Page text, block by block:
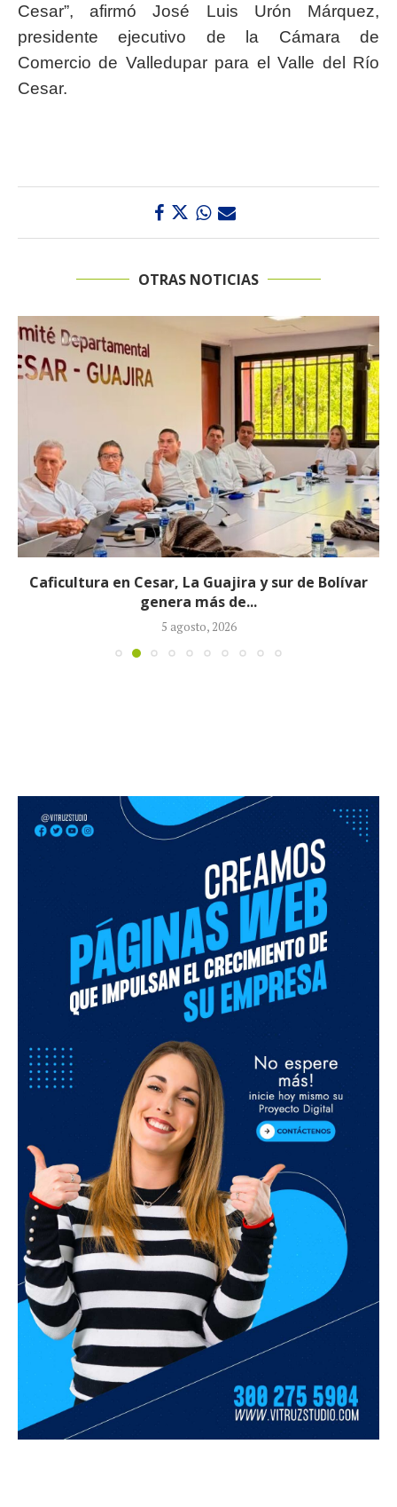
Cesar”, afirmó José Luis Urón Márquez,
presidente ejecutivo de la Cámara de
Comercio de Valledupar para el Valle del Río
Cesar.
OTRAS NOTICIAS
Caficultura en Cesar, La Guajira y sur de Bolívar
genera más de...
5 agosto, 2026